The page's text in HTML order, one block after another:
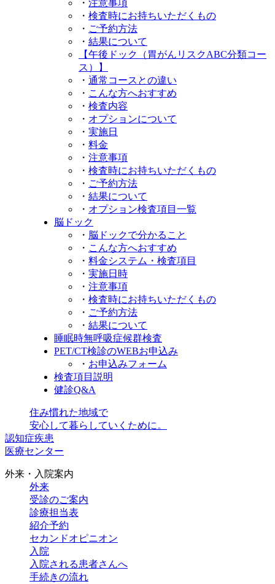
・ 注意事項
・ 検査時にお持ちいただくもの
・ ご予約方法
・ 結果について
【午後ドック
（胃がんリスクABC分類コー
ス）】
・ 通常コースとの違い
・ こんな方へおすすめ
・ 検査内容
・ オプションについて
・ 実施日
・ 料金
・ 注意事項
・ 検査時にお持ちいただくもの
・ ご予約方法
・ 結果について
・ オプション検査項目 一覧
脳ドック
・ 脳ドックで分かること
・ こんな方へおすすめ
・ 料金システム・ 検査項目
・ 実施日時
・ 注意事項
・ 検査時にお持ちいただくもの
・ ご予約方法
・ 結果について
睡眠時無呼吸症候群検査
PET/CT検診のWEBお申込み
・ お申込みフォーム
検査項目説明
健診Q&A
住み慣れた地域で
安心して暮らしていくために。
認知症疾患
医療センター
外来・入院案内
外来
受診のご案内
診療担当表
紹介予約
セカンドオピニオン
入院
入院される患者さんへ
手続きの流れ